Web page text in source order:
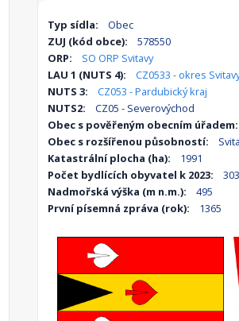
Typ sídla:
Obec
ZUJ (kód obce):
578550
ORP:
SO ORP Svitavy
LAU 1 (NUTS 4):
CZ0533 - okres
NUTS 3:
CZ053 - Pardubický kraj
NUTS2:
CZ05 - Severovýchod
Obec s pověřeným obecním úřadem:
Obec s rozšířenou působností:
Katastrální plocha (ha):
1991
Počet bydlících obyvatel k 2023:
303
Nadmořská výška (m n.m.):
495
První písemná zpráva (rok):
1365